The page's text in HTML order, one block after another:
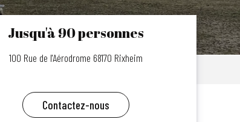
Jusqu'à 90 personnes
100 Rue de l'Aérodrome 68170 Rixheim
Contactez-nous